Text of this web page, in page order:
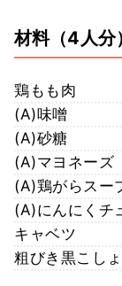
材料（4人分
鶏もも肉
(A)味噌
(A)砂糖
(A)マヨネーズ
(A)鶏がらスー
(A)にんにくチ
キャベツ
粗びき黒こし